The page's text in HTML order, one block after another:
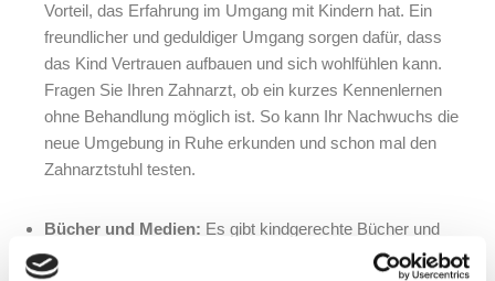
Vorteil, das Erfahrung im Umgang mit Kindern hat. Ein
freundlicher und geduldiger Umgang sorgen dafür, dass
das Kind Vertrauen aufbauen und sich wohlfühlen kann.
Fragen Sie Ihren Zahnarzt, ob ein kurzes Kennenlernen
ohne Behandlung möglich ist. So kann Ihr Nachwuchs die
neue Umgebung in Ruhe erkunden und schon mal den
Zahnarztstuhl testen.
Bücher und Medien: Es gibt kindgerechte Bücher und
Fernsehsendungen, die sich mit dem Thema